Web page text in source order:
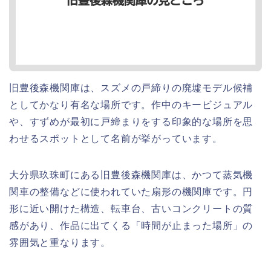
旧豊後森機関庫は、スズメの戸締りの廃墟モデル候補
としてかなり有名な場所です。作中のキービジュアル
や、すずめが最初に戸締まりをする印象的な場所を思
わせるスポットとして名前が挙がっています。
大分県玖珠町にある旧豊後森機関庫は、かつて蒸気機
関車の整備などに使われていた扇形の機関庫です。円
形に近い開けた構造、転車台、古いコンクリートの質
感があり、作品に出てくる「時間が止まった場所」の
雰囲気と重なります。